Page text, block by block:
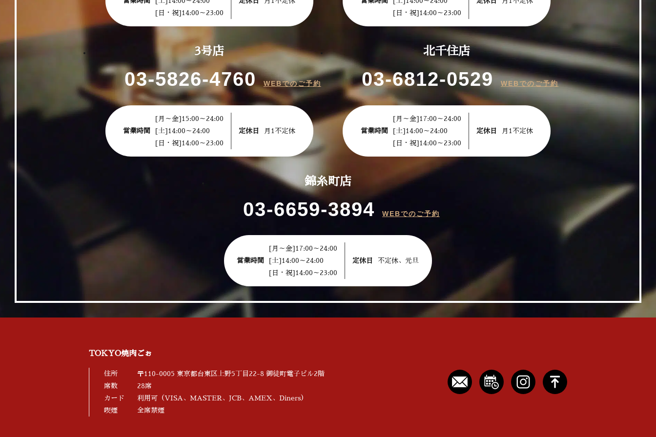
[日・祝]14:00～23:00
[日・祝]14:00～23:00
3号店
03-5826-4760 WEBでのご予約
営業時間
[月～金]15:00～24:00
[土]14:00～24:00
[日・祝]14:00～23:00
定休日 月1不定休
北千住店
03-6812-0529 WEBでのご予約
営業時間
[月～金]17:00～24:00
[土]14:00～24:00
[日・祝]14:00～23:00
定休日 月1不定休
錦糸町店
03-6659-3894 WEBでのご予約
営業時間
[月～金]17:00～24:00
[土]14:00～24:00
[日・祝]14:00～23:00
定休日 不定休、元旦
TOKYO焼肉ごぉ
住所
〒110-0005 東京都台東区上野5丁目22-8 御徒町電子ビル2階
席数
28席
カード
利用可（VISA、MASTER、JCB、AMEX、Diners）
喫煙
全席禁煙